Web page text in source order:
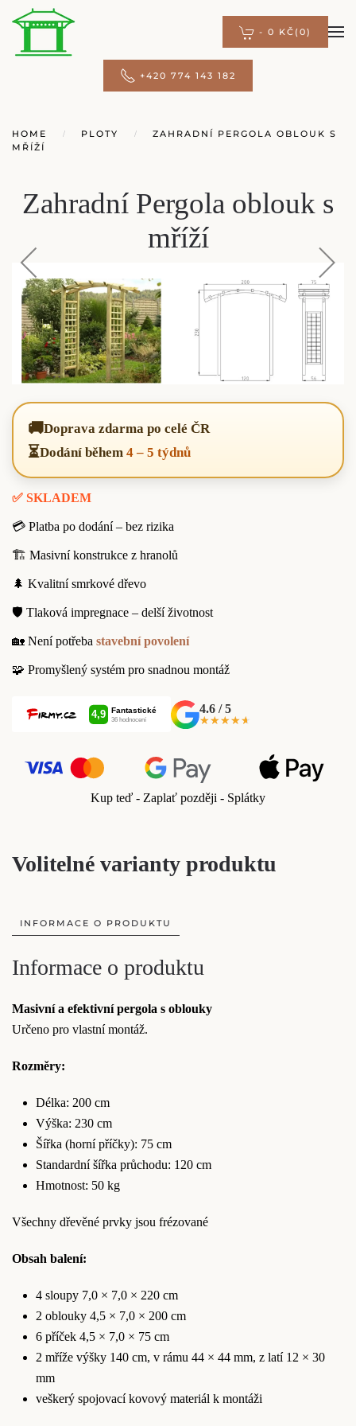
- 0 KČ (0)
+420 774 143 182
HOME PLOTY
ZAHRADNÍ PERGOLA OBLOUK S
MŘÍŽÍ
Zahradní Pergola oblouk s
mříží
🚚Doprava zdarma po celé ČR
⏳Dodání během 4 – 5 týdnů
✅ SKLADEM
💳 Platba po dodání – bez rizika
🏗️ Masivní konstrukce z hranolů
🌲 Kvalitní smrkové dřevo
🛡️ Tlaková impregnace – delší životnost
🏡 Není potřeba stavební povolení
🧩 Promyšlený systém pro snadnou montáž
4.6 / 5
★★★★★
★★★★★
Kup teď - Zaplať později - Splátky
Volitelné varianty produktu
INFORMACE O PRODUKTU
Informace o produktu
Masivní a efektivní pergola s oblouky
Určeno pro vlastní montáž.
Rozměry:
Délka: 200 cm
Výška: 230 cm
Šířka (horní příčky): 75 cm
Standardní šířka průchodu: 120 cm
Hmotnost: 50 kg
Všechny dřevěné prvky jsou frézované
Obsah balení:
4 sloupy 7,0 × 7,0 × 220 cm
2 oblouky 4,5 × 7,0 × 200 cm
6 příček 4,5 × 7,0 × 75 cm
2 mříže výšky 140 cm, v rámu 44 × 44 mm, z latí 12 × 30
mm
veškerý spojovací kovový materiál k montáži